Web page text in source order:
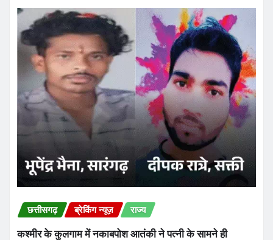
छत्तीसगढ़ ब्रेकिंग न्यूज़ राज्य
कश्मीर के कुलगाम में नकाबपोश आतंकी ने पत्नी के सामने ही